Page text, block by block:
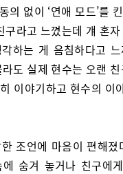
의 없이 ‘연애 모드’를
구라고 느꼈는데 걔 혼
하는 게 음침하다고
도 실제 현수는 오랜
이야기하고 현수의 이
조언에 마음이 편해졌
숨겨 놓거나 친구에